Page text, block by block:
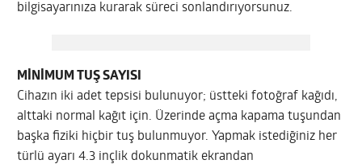
bilgisayarınıza kurarak süreci sonlandırıyorsunuz.
MİNİMUM TUŞ SAYISI
Cihazın iki adet tepsisi bulunuyor; üstteki fotoğraf kağıdı,
alttaki normal kağıt için. Üzerinde açma kapama tuşundan
başka fiziki hiçbir tuş bulunmuyor. Yapmak istediğiniz her
türlü ayarı 4.3 inçlik dokunmatik ekrandan